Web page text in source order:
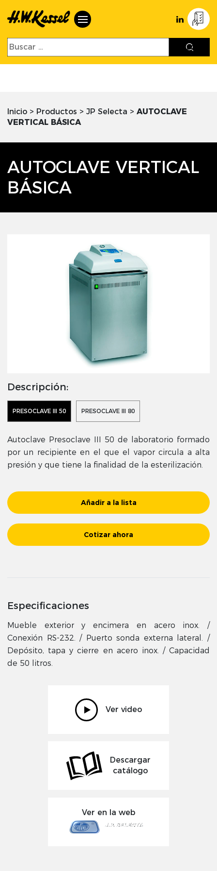
Inicio > Productos > JP Selecta > AUTOCLAVE
VERTICAL BÁSICA
AUTOCLAVE VERTICAL
BÁSICA
Descripción:
PRESOCLAVE III 50 PRESOCLAVE III 80
Autoclave Presoclave III 50 de laboratorio formado
por un recipiente en el que el vapor circula a alta
presión y que tiene la finalidad de la esterilización.
Añadir a la lista
Cotizar ahora
Especificaciones
Mueble exterior y encimera en acero inox. /
Conexión RS-232. / Puerto sonda externa lateral. /
Depósito, tapa y cierre en acero inox. / Capacidad
de 50 litros.
Ver video
Descargar
catálogo
Ver en la web